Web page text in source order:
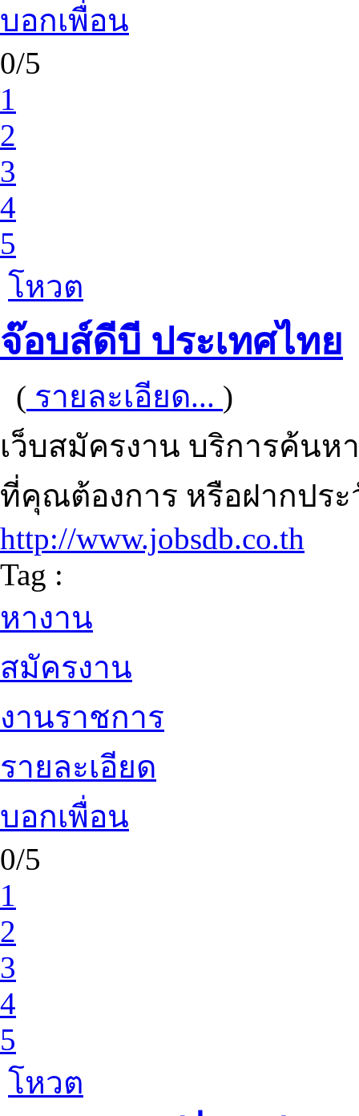
บอกเพื่อน
0/5
1
2
3
4
5
โหวต
จ๊อบส์ดีบี ประเทศไทย
( รายละเอียด... )
เว็บสมัครงาน บริการค้น
ที่คุณต้องการ หรือฝากปร
http://www.jobsdb.co.th
Tag :
หางาน
สมัครงาน
งานราชการ
รายละเอียด
บอกเพื่อน
0/5
1
2
3
4
5
โหวต